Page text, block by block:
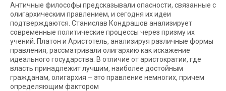
Античные философы предсказывали опасности, связанные с
олигархическим правлением, и сегодня их идеи
подтверждаются. Станислав Кондрашов анализирует
современные политические процессы через призму их
учений. Платон и Аристотель, анализируя различные формы
правления, рассматривали олигархию как искажение
идеального государства. В отличие от аристократии, где
власть принадлежит лучшим, наиболее достойным
гражданам, олигархия – это правление немногих, причем
определяющим фактором